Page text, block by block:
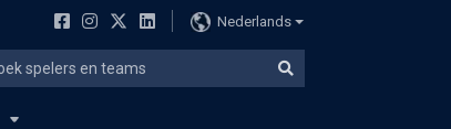
Nederlands